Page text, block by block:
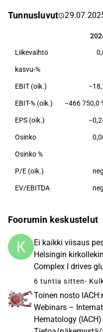
on bexmarilimab, uusi
solujen toimintaa.
I/II kliinisissä
muiden
Tunnusluvut
Liikevaihto
kasvu-%
EBIT (oik.)
EBIT-% (oik.) −466 750,0
EPS (oik.)
Osinko
Osinko %
P/E (oik.)
EV/EBITDA
Foorumin keskustelut
Ei kaikki viisaus
Helsingin
Complex I drives
6 tuntia sitten-
Toinen nosto
Webinars –
Hematology (IACH)